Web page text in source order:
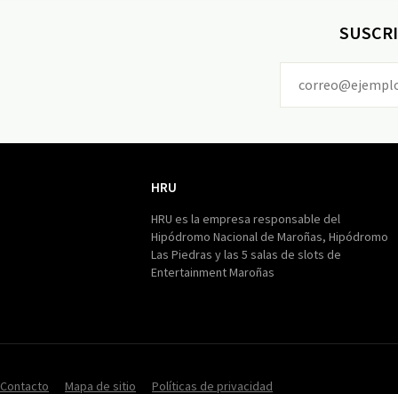
HRU
HRU es la empresa responsable del
Hipódromo Nacional de Maroñas, Hipódromo
Las Piedras y las 5 salas de slots de
Entertainment Maroñas
Contacto Mapa de sitio Políticas de privacidad